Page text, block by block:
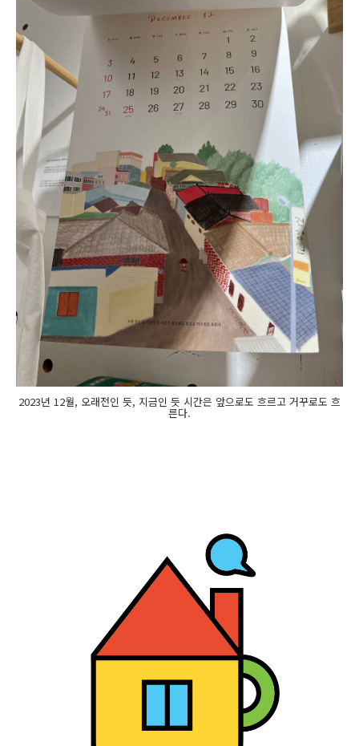
2023년 12월, 오래전인 듯, 지금인 듯 시간은 앞으로도 흐르고 거꾸로도 흐
른다.